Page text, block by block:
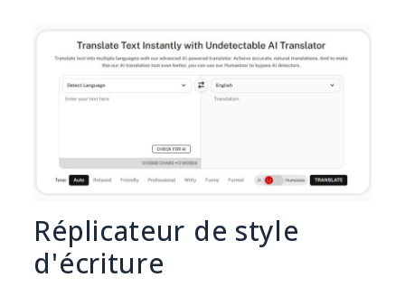
Réplicateur de style
d'écriture